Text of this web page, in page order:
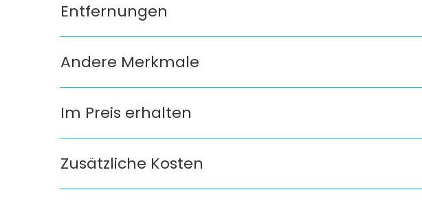
Entfernungen
Andere Merkmale
Im Preis erhalten
Zusätzliche Kosten